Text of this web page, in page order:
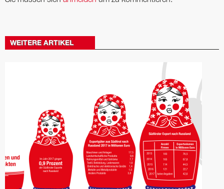
WEITERE ARTIKEL